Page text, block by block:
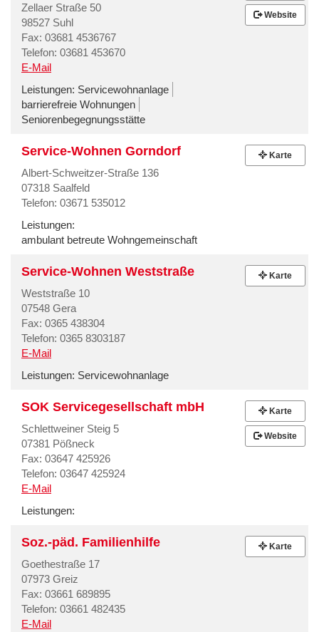
Zellaer Straße 50
98527 Suhl
Fax: 03681 4536767
Telefon: 03681 453670
E-Mail
Leistungen: Servicewohnanlage
barrierefreie Wohnungen
Seniorenbegegnungsstätte
Website
Service-Wohnen Gorndorf
Albert-Schweitzer-Straße 136
07318 Saalfeld
Telefon: 03671 535012
Leistungen:
ambulant betreute Wohngemeinschaft
Karte
Service-Wohnen Weststraße
Weststraße 10
07548 Gera
Fax: 0365 438304
Telefon: 0365 8303187
E-Mail
Leistungen: Servicewohnanlage
Karte
SOK Servicegesellschaft mbH
Schlettweiner Steig 5
07381 Pößneck
Fax: 03647 425926
Telefon: 03647 425924
E-Mail
Leistungen:
Karte
Website
Soz.-päd. Familienhilfe
Goethestraße 17
07973 Greiz
Fax: 03661 689895
Telefon: 03661 482435
E-Mail
Karte